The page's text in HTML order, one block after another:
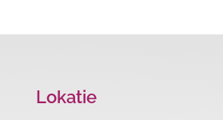
Lokatie